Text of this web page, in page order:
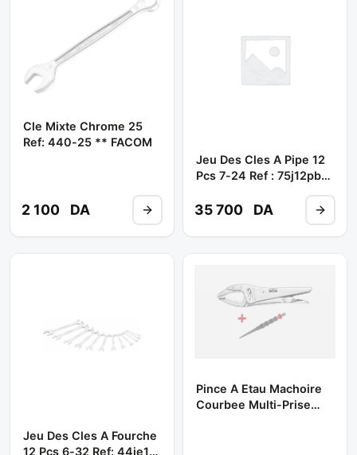
Cle Mixte Chrome 25
Ref: 440-25 ** FACOM
2 100 DA
Jeu Des Cles A Pipe 12
Pcs 7-24 Ref : 75j12pb
35 700 DA
Jeu Des Cles A Fourche
12 Pcs 6-32 Ref: 44je12
Pince A Etau Machoire
Courbee Multi-Prise